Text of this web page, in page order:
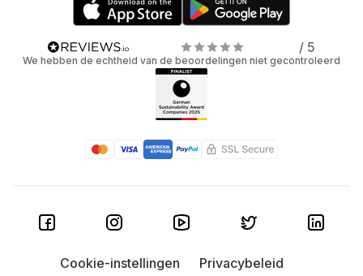
/ 5
We hebben de echtheid van de beoordelingen niet gecontroleerd
Cookie-instellingen
Privacybeleid